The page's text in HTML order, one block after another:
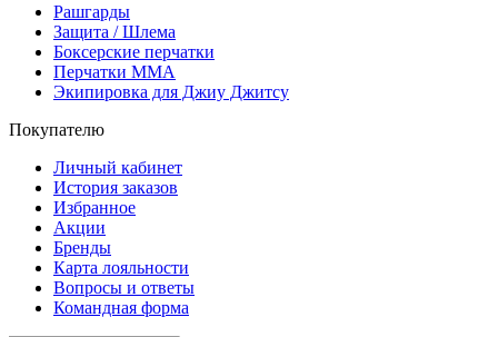
Рашгарды
Защита / Шлема
Боксерские перчатки
Перчатки ММА
Экипировка для Джиу Джитсу
Покупателю
Личный кабинет
История заказов
Избранное
Акции
Бренды
Карта лояльности
Вопросы и ответы
Командная форма